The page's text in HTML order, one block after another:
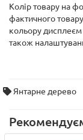
Колір товару на
фактичного
кольору дисплеєм
також
Янтарне дерево